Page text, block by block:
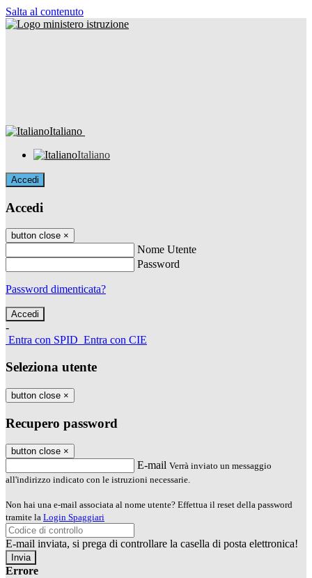
Salta al contenuto
Italiano
Italiano
Accedi
Accedi
button close ×
Nome Utente
Password
Password dimenticata?
-
Entra con SPID Entra con CIE
Seleziona utente
button close ×
Recupero password
button close ×
E-mail Verrà inviato un messaggio
all'indirizzo indicato con le istruzioni necessarie.
Non hai una e-mail associata al nome utente? Effettua il reset della password
tramite la Login Spaggiari
E-mail inviata, si prega di controllare la casella di posta elettronica!
Errore